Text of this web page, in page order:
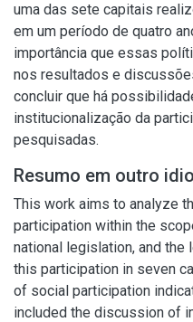
uma das sete capitais
em um período de quatro
importância que essas
nos resultados e
concluir que há
institucionalização da
pesquisadas.
Resumo em outro
This work aims to analyze
participation within the
national legislation, and
this participation in seven
of social participation
included the discussion of